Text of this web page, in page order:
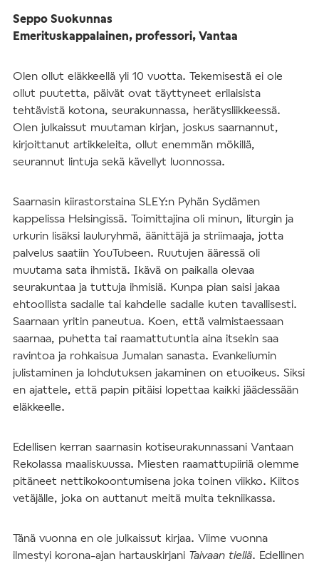
Seppo Suokunnas
Emerituskappalainen, professori, Vantaa
Olen ollut eläkkeellä yli 10 vuotta. Tekemisestä ei ole
ollut puutetta, päivät ovat täyttyneet erilaisista
tehtävistä kotona, seurakunnassa, herätysliikkeessä.
Olen julkaissut muutaman kirjan, joskus saarnannut,
kirjoittanut artikkeleita, ollut enemmän mökillä,
seurannut lintuja sekä kävellyt luonnossa.
Saarnasin kiirastorstaina SLEY:n Pyhän Sydämen
kappelissa Helsingissä. Toimittajina oli minun, liturgin ja
urkurin lisäksi lauluryhmä, äänittäjä ja striimaaja, jotta
palvelus saatiin YouTubeen. Ruutujen ääressä oli
muutama sata ihmistä. Ikävä on paikalla olevaa
seurakuntaa ja tuttuja ihmisiä. Kunpa pian saisi jakaa
ehtoollista sadalle tai kahdelle sadalle kuten tavallisesti.
Saarnaan yritin paneutua. Koen, että valmistaessaan
saarnaa, puhetta tai raamattutuntia aina itsekin saa
ravintoa ja rohkaisua Jumalan sanasta. Evankeliumin
julistaminen ja lohdutuksen jakaminen on etuoikeus. Siksi
en ajattele, että papin pitäisi lopettaa kaikki jäädessään
eläkkeelle.
Edellisen kerran saarnasin kotiseurakunnassani Vantaan
Rekolassa maaliskuussa. Miesten raamattupiiriä olemme
pitäneet nettikokoontumisena joka toinen viikko. Kiitos
vetäjälle, joka on auttanut meitä muita tekniikassa.
Tänä vuonna en ole julkaissut kirjaa. Viime vuonna
ilmestyi korona-ajan hartauskirjani Taivaan tiellä. Edellinen